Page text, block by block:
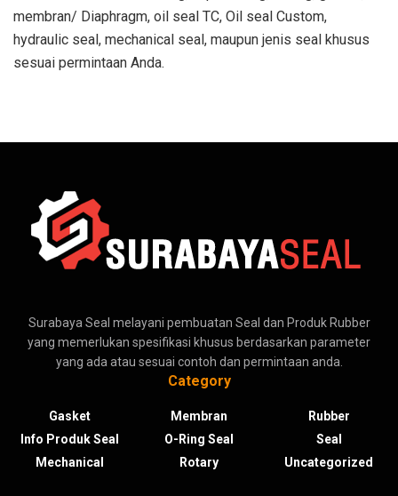
membran/ Diaphragm, oil seal TC, Oil seal Custom,
hydraulic seal, mechanical seal, maupun jenis seal khusus
sesuai permintaan Anda.
Surabaya Seal melayani pembuatan Seal dan Produk Rubber
yang memerlukan spesifikasi khusus berdasarkan parameter
yang ada atau sesuai contoh dan permintaan anda.
Category
Gasket
Info Produk Seal
Mechanical
Membran
O-Ring Seal
Rotary
Rubber
Seal
Uncategorized